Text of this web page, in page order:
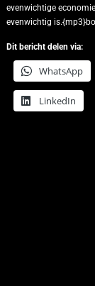
evenwichtige
evenwichtig
Dit bericht delen via:
WhatsApp
LinkedIn